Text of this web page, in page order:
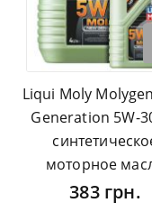
Liqui Moly
Generation 5W-
моторное
383 грн.